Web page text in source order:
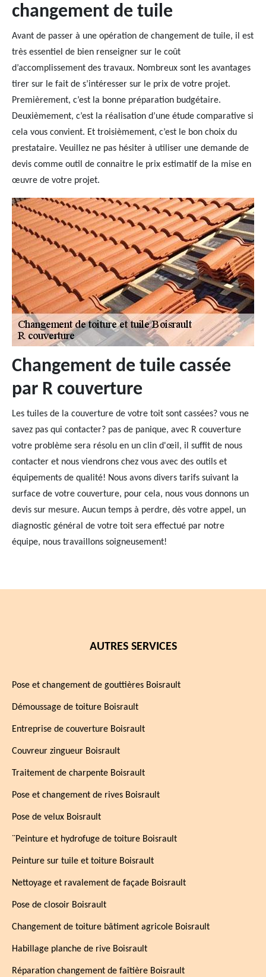
changement de tuile
Avant de passer à une opération de changement de tuile, il est
très essentiel de bien renseigner sur le coût
d’accomplissement des travaux. Nombreux sont les avantages
tirer sur le fait de s’intéresser sur le prix de votre projet.
Premièrement, c’est la bonne préparation budgétaire.
Deuxièmement, c’est la réalisation d’une étude comparative si
cela vous convient. Et troisièmement, c’est le bon choix du
prestataire. Veuillez ne pas hésiter à utiliser une demande de
devis comme outil de connaitre le prix estimatif de la mise en
œuvre de votre projet.
Changement de tuile cassée
par R couverture
Les tuiles de la couverture de votre toit sont cassées? vous ne
savez pas qui contacter? pas de panique, avec R couverture
votre problème sera résolu en un clin d'œil, il suffit de nous
contacter et nous viendrons chez vous avec des outils et
équipements de qualité! Nous avons divers tarifs suivant la
surface de votre couverture, pour cela, nous vous donnons un
devis sur mesure. Aucun temps à perdre, dès votre appel, un
diagnostic général de votre toit sera effectué par notre
équipe, nous travaillons soigneusement!
AUTRES SERVICES
Pose et changement de gouttières Boisrault
Démoussage de toiture Boisrault
Entreprise de couverture Boisrault
Couvreur zingueur Boisrault
Traitement de charpente Boisrault
Pose et changement de rives Boisrault
Pose de velux Boisrault
¨Peinture et hydrofuge de toiture Boisrault
Peinture sur tuile et toiture Boisrault
Nettoyage et ravalement de façade Boisrault
Pose de closoir Boisrault
Changement de toiture bâtiment agricole Boisrault
Habillage planche de rive Boisrault
Réparation changement de faîtière Boisrault